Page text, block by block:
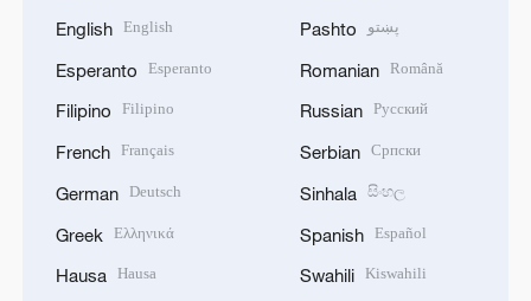
English English
Esperanto Esperanto
Filipino Filipino
French Français
German Deutsch
Greek Ελληνικά
Hausa Hausa
Pashto پښتو
Romanian Română
Russian Русский
Serbian Српски
Sinhala සිංහල
Spanish Español
Swahili Kiswahili